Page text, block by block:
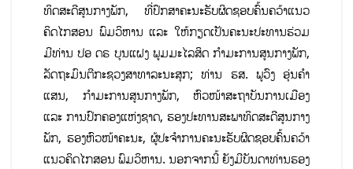
ທິດສະດີສູນກາງພັກ, ທີ່ປຶກສາຄະນະຮັບຜິດຊອບຄົ້ນຄວ້າແນວ
ຄິດໄກສອນ ພົມວິຫານ ແລະ ໃຫ້ກຽດເປັນຄະນະປະທານຮ່ວມ
ມີທ່ານ ປອ ດຣ ບຸນແຝງ ພູມມະໄລສິດ ກຳມະການສູນກາງພັກ,
ລັດຖະມົນຕີກະຊວງສາທາລະນະສຸກ; ທ່ານ ຮສ. ພູວົງ ອຸ່ນຄຳ
ແສນ, ກຳມະການສູນກາງພັກ, ຫົວໜ້າສະຖາບັນການເມືອງ
ແລະ ການປົກຄອງແຫ່ງຊາດ, ຮອງປະທານສະພາທິດສະດີສູນກາງ
ພັກ, ຮອງຫົວໜ້າຄະນະ, ຜູ້ປະຈຳການຄະນະຮັບຜິດຊອບຄົ້ນຄວ້າ
ແນວຄິດໄກສອນ ພົມວິຫານ. ນອກຈາກນີ້ ຍັງມີບັນດາທ່ານຮອງ